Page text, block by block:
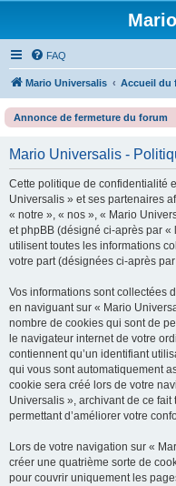
FAQ
Mario Universalis Accueil du
Annonce de fermeture du forum
Mario Universalis -
Cette politique de confidentialité
Universalis » et ses partenaires
« notre », « nos », « Mario
et phpBB (désigné ci-après par
utilisent toutes les informations
votre part (désignées ci-après
Vos informations sont collectées
en naviguant sur « Mario
nombre de cookies qui sont de
le navigateur internet de votre
contiennent qu’un identifiant
qui vous sont automatiquement
cookie sera créé lors de votre
Universalis », archivant de ce
permettant d’améliorer votre
Lors de votre navigation sur «
créer une quatrième sorte de
pour couvrir uniquement les